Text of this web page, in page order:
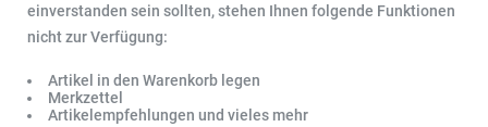
einverstanden sein sollten, stehen Ihnen folgende Funktionen
nicht zur Verfügung:
Artikel in den Warenkorb legen
Merkzettel
Artikelempfehlungen und vieles mehr